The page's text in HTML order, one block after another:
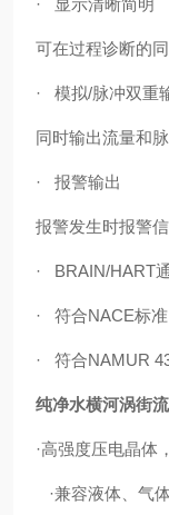
· 显示清晰简明
可在过程诊断的
· 模拟/脉冲双重
同时输出流量和脉
· 报警输出
报警发生时报警信
· BRAIN/HART
· 符合NACE标准
· 符合NAMUR
纯净水横河涡街
·高强度压电晶体
·兼容液体、气